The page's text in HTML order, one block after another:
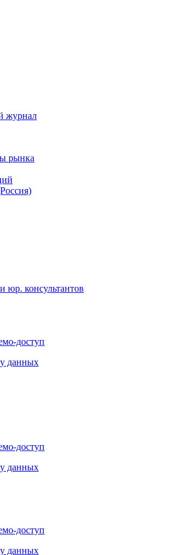
журнал
рынка
юр. консультантов
данных
данных